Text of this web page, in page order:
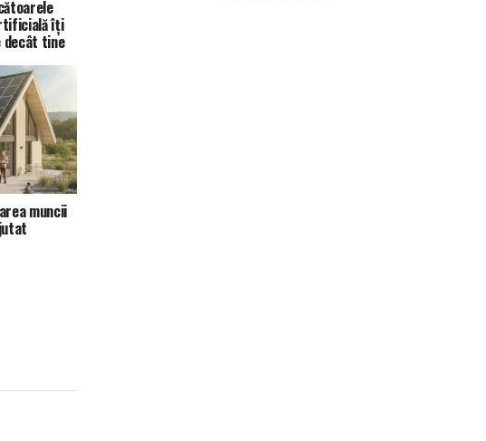
îți
decât tine
muncii